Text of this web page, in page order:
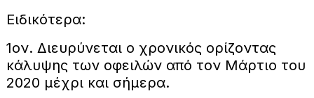
Ειδικότερα:
1ον. Διευρύνεται ο χρονικός ορίζοντας
κάλυψης των οφειλών από τον Μάρτιο του
2020 μέχρι και σήμερα.